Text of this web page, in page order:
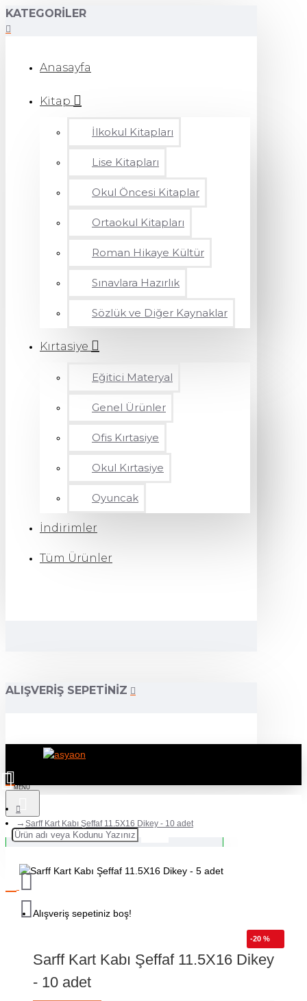
KATEGORILER
Anasayfa
Kitap
İlkokul Kitapları
Lise Kitapları
Okul Öncesi Kitaplar
Ortaokul Kitapları
Roman Hikaye Kültür
Sınavlara Hazırlık
Sözlük ve Diğer Kaynaklar
Kırtasiye
Eğitici Materyal
Genel Ürünler
Ofis Kırtasiye
Okul Kırtasiye
Oyuncak
İndirimler
Tüm Ürünler
ALIŞVERIŞ SEPETINIZ
Alışveriş sepetiniz boş!
Sarff Kart Kabı Şeffaf 11.5X16 Dikey - 10 adet
-20 %
Sarff Kart Kabı Şeffaf 11.5X16 Dikey
- 10 adet